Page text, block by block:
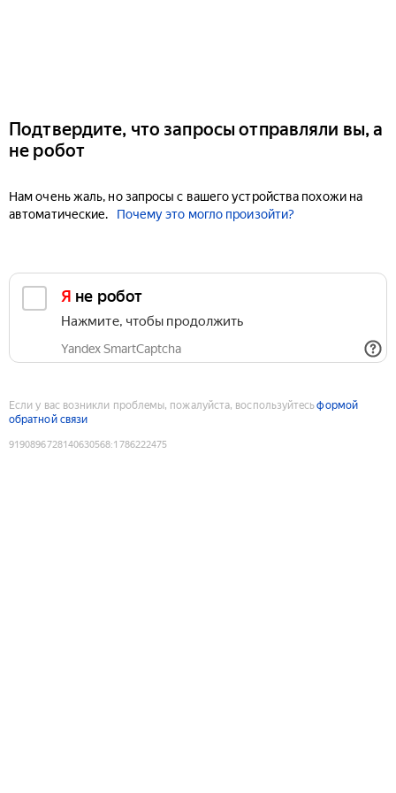
Подтвердите, что запросы отправляли вы, а
не робот
Нам очень жаль, но запросы с вашего устройства похожи на
автоматические.
Почему это могло произойти?
Я не робот
Нажмите, чтобы продолжить
Yandex SmartCaptcha
Если у вас возникли проблемы, пожалуйста, воспользуйтесьформой
обратной связи
9190896728140630568:1786222475